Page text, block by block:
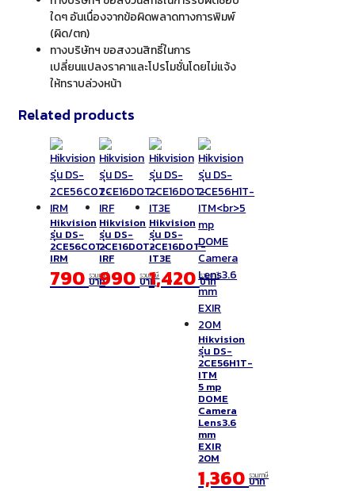
ใดๆ อันเนื่องจากข้อผิดพลาดทางการพิมพ์
(ผิด/ตก)
ทางบริษัทฯ ขอสงวนสิทธิ์ในการ
เปลี่ยนแปลงราคาและโปรโมชั่นโดยไม่แจ้ง
ให้ทราบล่วงหน้า
Related products
Hikvision
รุ่น DS-
2CE56C0T-
IRM
790 รวมภาษี
บาท
Hikvision
รุ่น DS-
2CE16D0T-
IRF
990รวมภาษี
บาท
Hikvision
รุ่น DS-
2CE16DOT-
IT3E
1,420รวมภาษี
บาท
Hikvision
รุ่น DS-
2CE56H1T-
ITM
5 mp
DOME
Camera
Lens3.6
mm
EXIR
20M
1,360รวมภาษี
บาท